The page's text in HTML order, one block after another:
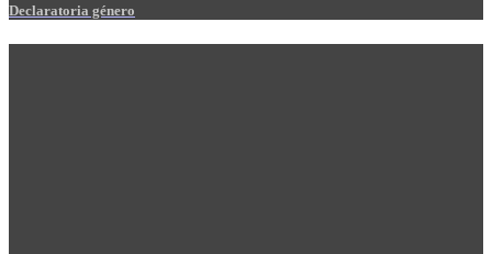
Declaratoria género